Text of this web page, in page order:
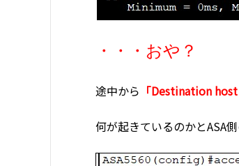
・・・おや？
途中から 「Destination
何が起きているのかとASA